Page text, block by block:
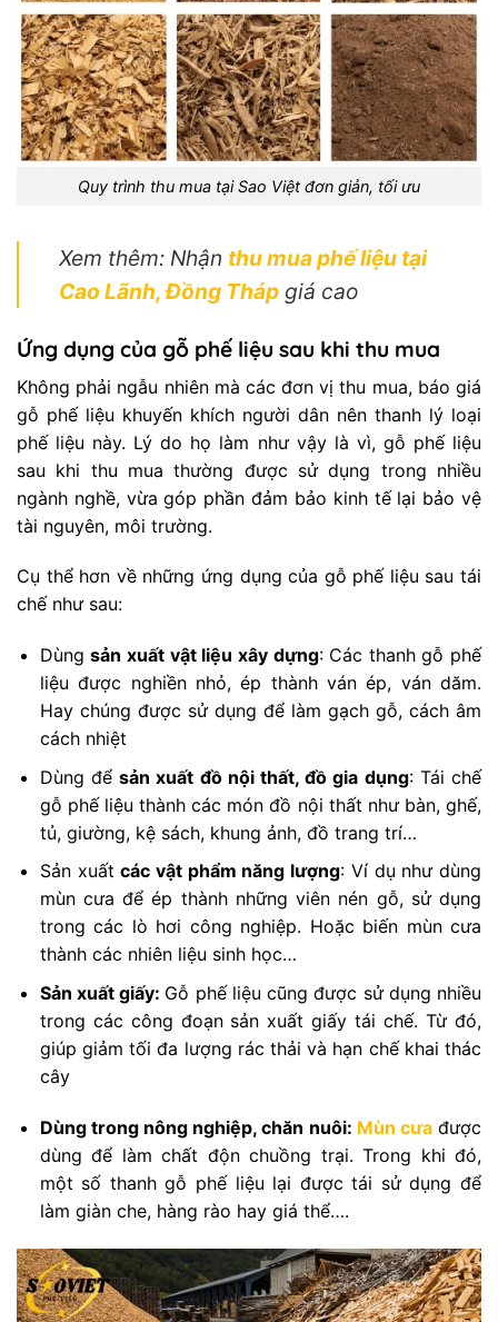
Quy trình thu mua tại Sao Việt đơn giản, tối ưu
Xem thêm: Nhận thu mua phế liệu tại
Cao Lãnh, Đồng Tháp giá cao
Ứng dụng của gỗ phế liệu sau khi thu mua
Không phải ngẫu nhiên mà các đơn vị thu mua, báo giá
gỗ phế liệu khuyến khích người dân nên thanh lý loại
phế liệu này. Lý do họ làm như vậy là vì, gỗ phế liệu
sau khi thu mua thường được sử dụng trong nhiều
ngành nghề, vừa góp phần đảm bảo kinh tế lại bảo vệ
tài nguyên, môi trường.
Cụ thể hơn về những ứng dụng của gỗ phế liệu sau tái
chế như sau:
Dùngsản xuất vật liệu xây dựng: Các thanh gỗ phế
liệu được nghiền nhỏ, ép thành ván ép, ván dăm.
Hay chúng được sử dụng để làm gạch gỗ, cách âm
cách nhiệt
Dùng đểsản xuất đồ nội thất, đồ gia dụng: Tái chế
gỗ phế liệu thành các món đồ nội thất như bàn, ghế,
tủ, giường, kệ sách, khung ảnh, đồ trang trí…
Sản xuấtcác vật phẩm năng lượng: Ví dụ như dùng
mùn cưa để ép thành những viên nén gỗ, sử dụng
trong các lò hơi công nghiệp. Hoặc biến mùn cưa
thành các nhiên liệu sinh học…
Sản xuất giấy: Gỗ phế liệu cũng được sử dụng nhiều
trong các công đoạn sản xuất giấy tái chế. Từ đó,
giúp giảm tối đa lượng rác thải và hạn chế khai thác
cây
Dùng trong nông nghiệp, chăn nuôi: Mùn cưađược
dùng để làm chất độn chuồng trại. Trong khi đó,
một số thanh gỗ phế liệu lại được tái sử dụng để
làm giàn che, hàng rào hay giá thể….